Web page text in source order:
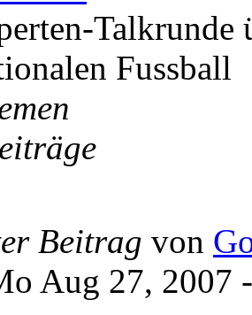
Talkrunde
Fussball
Beitrag von
Aug 27, 2007